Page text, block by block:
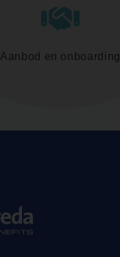
Aanbod en onboarding